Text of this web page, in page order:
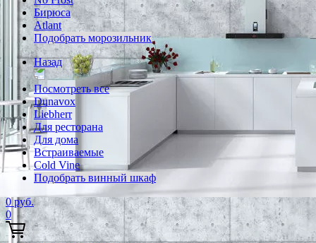
Бирюса
Atlant
Подобрать морозильник
Назад
Посмотреть все
Dunavox
Liebherr
Для ресторана
Для дома
Встраиваемые
Cold Vine
Подобрать винный шкаф
0 руб.
0